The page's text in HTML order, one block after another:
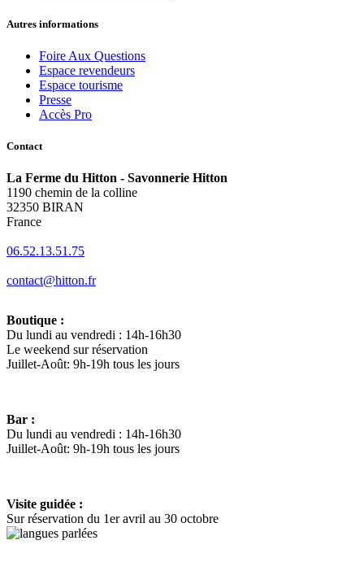
Autres informations
Foire Aux Questions
Espace revendeurs
Espace tourisme
Presse
Accès Pro
Contact
La Ferme du Hitton - Savonnerie Hitton
1190 chemin de la colline
32350 BIRAN
France
06.52.13.51.75
contact@hitton.fr
Boutique :
Du lundi au vendredi : 14h-16h30
Le weekend sur réservation
Juillet-Août: 9h-19h tous les jours
Bar :
Du lundi au vendredi : 14h-16h30
Juillet-Août: 9h-19h tous les jours
Visite guidée :
Sur réservation du 1er avril au 30 octobre